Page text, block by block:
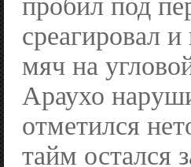
пробил под
среагировал
мяч на
Араухо
отметился
тайм остался